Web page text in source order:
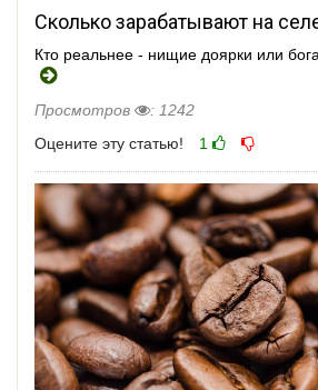
Сколько зарабатывают на
Кто реальнее - нищие доярки или
Просмотров
: 1242
Оцените эту статью!
1